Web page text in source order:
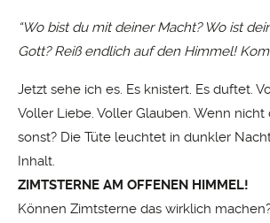
“Wo bist du mit deiner Macht? Wo ist
Gott? Reiß endlich auf den Himmel!
Jetzt sehe ich es. Es knistert. Es duftet.
Voller Liebe. Voller Glauben. Wenn nicht
sonst? Die Tüte leuchtet in dunkler
Inhalt.
ZIMTSTERNE AM OFFENEN HIMMEL!
Können Zimtsterne das wirklich